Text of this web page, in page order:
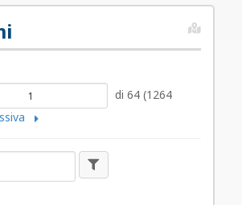
di 64 (1264